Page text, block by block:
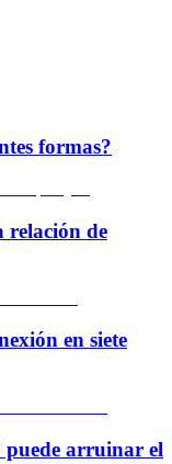
formas?
relación de
en siete
puede arruinar el